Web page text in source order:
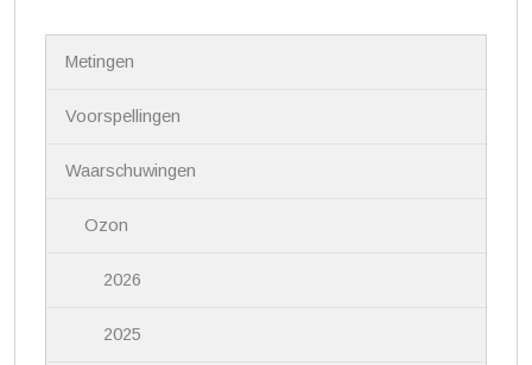
Metingen
Voorspellingen
Waarschuwingen
Ozon
2026
2025